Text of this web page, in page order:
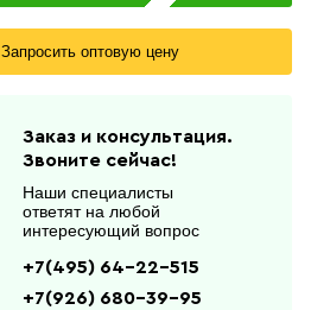
Запросить оптовую цену
Заказ и консультация.
Звоните сейчас!
Наши специалисты
ответят на любой
интересующий вопрос
+7(495) 64-22-515
+7(926) 680-39-95